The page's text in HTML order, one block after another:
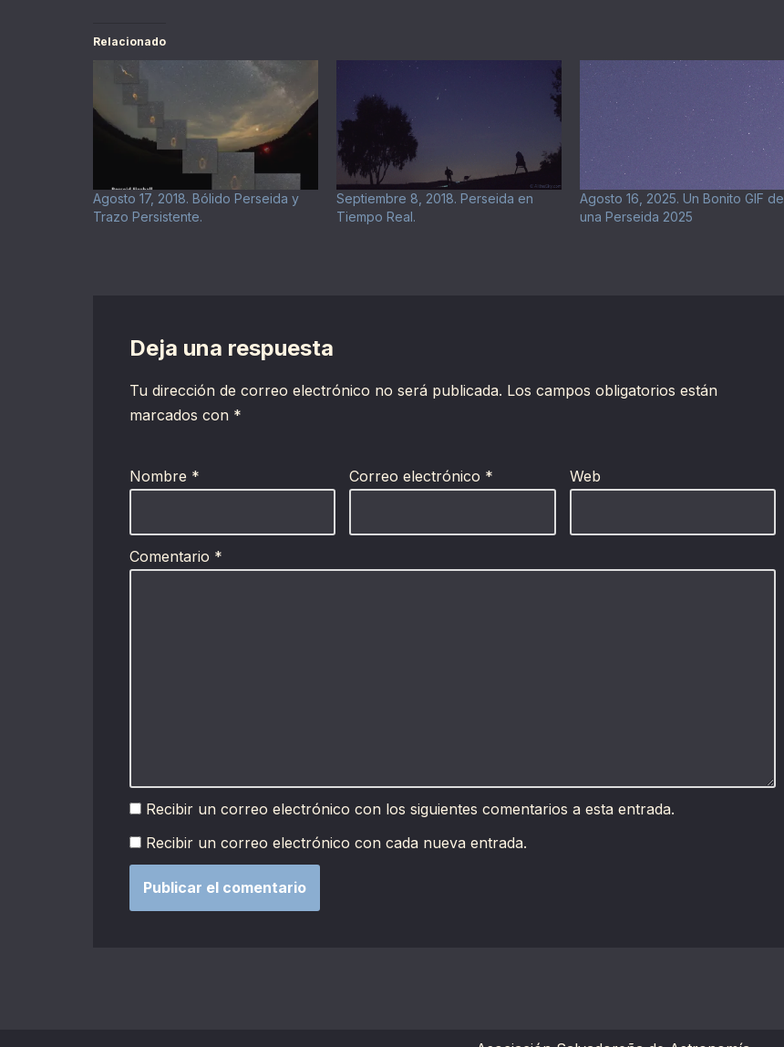
Relacionado
Agosto 17, 2018. Bólido Perseida y
Trazo Persistente.
Septiembre 8, 2018. Perseida en
Tiempo Real.
Agosto 16, 2025. Un Bonito GIF de
una Perseida 2025
Deja una respuesta
Tu dirección de correo electrónico no será publicada. Los campos obligatorios están
marcados con *
Nombre * Correo electrónico * Web
Comentario *
Recibir un correo electrónico con los siguientes comentarios a esta entrada.
Recibir un correo electrónico con cada nueva entrada.